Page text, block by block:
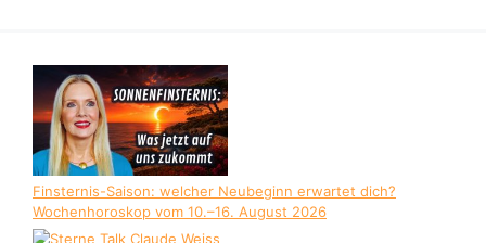
Finsternis-Saison: welcher Neubeginn erwartet dich?
Wochenhoroskop vom 10.–16. August 2026